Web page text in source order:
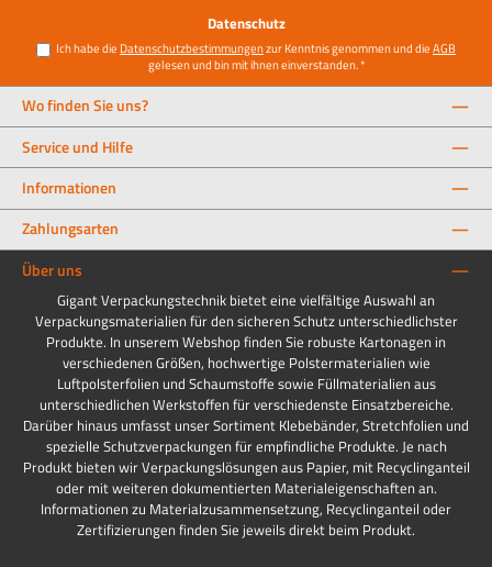
Datenschutz
Ich habe die Datenschutzbestimmungenzur Kenntnis genommen und dieAGB
gelesen und bin mit ihnen einverstanden.*
Wo finden Sie uns?
Service und Hilfe
Informationen
Zahlungsarten
Über uns
Gigant Verpackungstechnik bietet eine vielfältige Auswahl an
Verpackungsmaterialien für den sicheren Schutz unterschiedlichster
Produkte. In unserem Webshop finden Sie robuste Kartonagen in
verschiedenen Größen, hochwertige Polstermaterialien wie
Luftpolsterfolien und Schaumstoffe sowie Füllmaterialien aus
unterschiedlichen Werkstoffen für verschiedenste Einsatzbereiche.
Darüber hinaus umfasst unser Sortiment Klebebänder, Stretchfolien und
spezielle Schutzverpackungen für empfindliche Produkte. Je nach
Produkt bieten wir Verpackungslösungen aus Papier, mit Recyclinganteil
oder mit weiteren dokumentierten Materialeigenschaften an.
Informationen zu Materialzusammensetzung, Recyclinganteil oder
Zertifizierungen finden Sie jeweils direkt beim Produkt.